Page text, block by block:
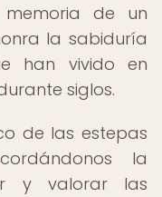
de un
la sabiduría
han vivido en
siglos.
de las estepas
la
y valorar las